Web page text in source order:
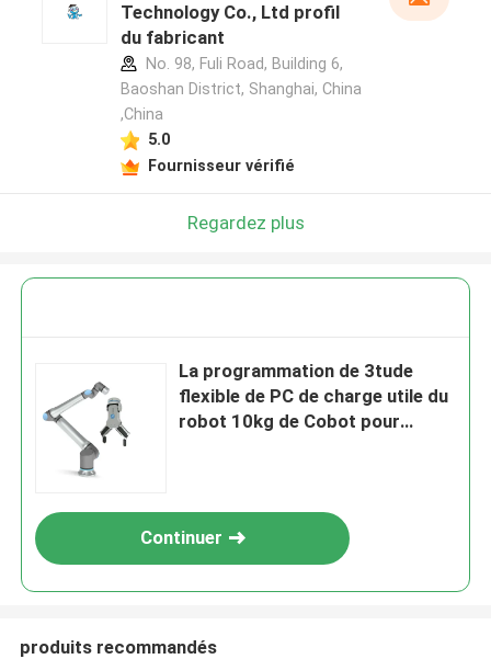
Technology Co., Ltd profil
du fabricant
No. 98, Fuli Road, Building 6,
Baoshan District, Shanghai, China
,China
5.0
Fournisseur vérifié
Regardez plus
La programmation de 3tude
flexible de PC de charge utile du
robot 10kg de Cobot pour
Continuer
produits recommandés